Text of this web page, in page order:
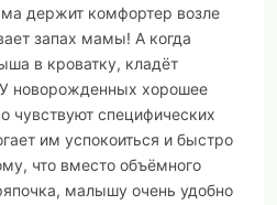
держит комфортер возле
запах мамы! А когда
в кроватку, кладёт
новорожденных хорошее
чувствуют специфических
им успокоиться и быстро
что вместо объёмного
малышу очень удобно